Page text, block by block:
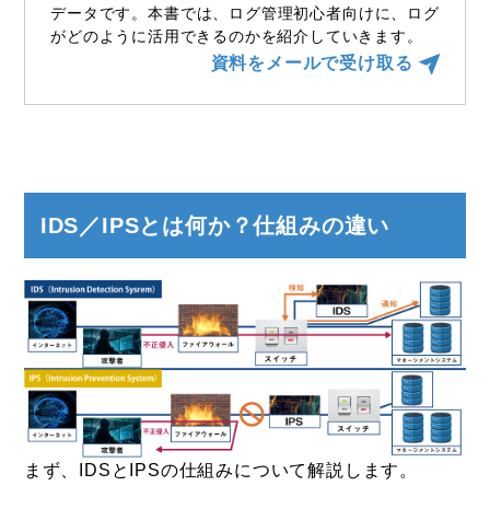
データです。本書では、ログ管理初心者向けに、ログ
がどのように活用できるのかを紹介していきます。
資料をメールで受け取る
IDS／IPSとは何か？仕組みの違い
まず、IDSとIPSの仕組みについて解説します。